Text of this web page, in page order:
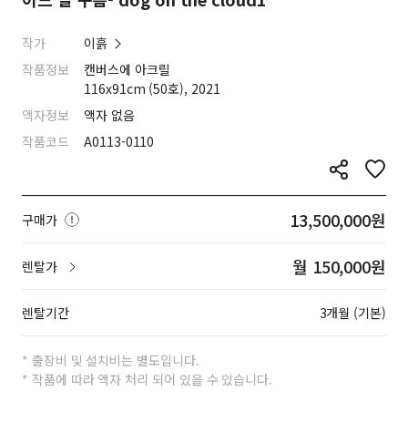
작가
이흙
작품정보
캔버스에 아크릴
116x91cm (50호), 2021
액자정보
액자 없음
작품코드
A0113-0110
구매가 13,500,000원
렌탈가 월 150,000원
렌탈기간 3개월 (기본)
* 출장비 및 설치비는 별도입니다.
* 작품에 따라 액자 처리 되어 있을 수 있습니다.